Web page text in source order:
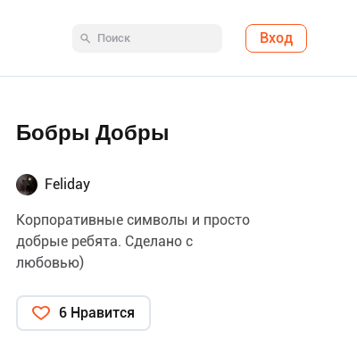
Вход
Бобры Добры
Feliday
Корпоративные символы и просто
добрые ребята. Сделано с
любовью)
6 Нравится